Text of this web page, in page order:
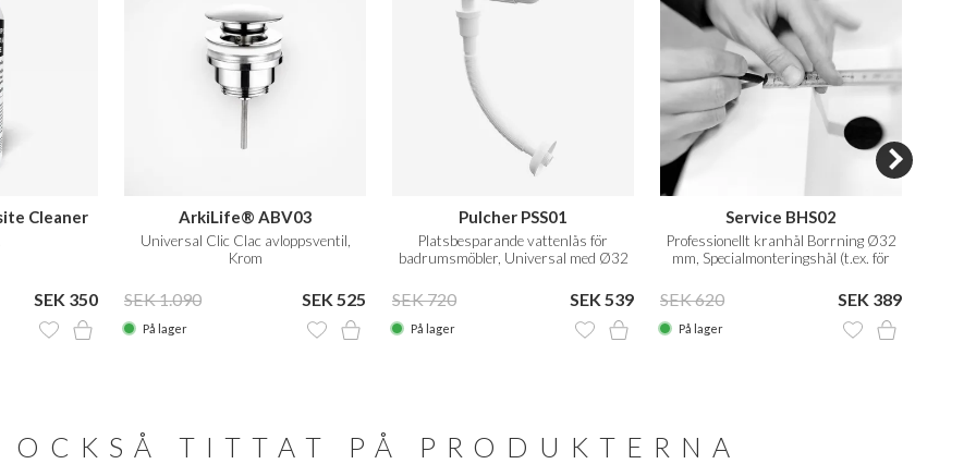
Cleaner
SEK 350
ArkiLife® ABV03
Universal Clic Clac avloppsventil,
Krom
SEK 1.090 SEK 525
På lager
Pulcher PSS01
Platsbesparande vattenlås för
badrumsmöbler, Universal med Ø32
SEK 720 SEK 539
På lager
Service BHS02
Professionellt kranhål Borrning Ø32
mm, Specialmonteringshål (t.ex. för
SEK 620 SEK 389
På lager
OCKSÅ TITTAT PÅ PRODUKTERNA